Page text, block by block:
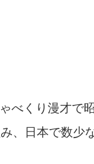
べくり漫才で
、日本で数少